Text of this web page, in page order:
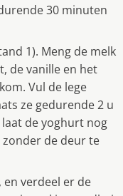
30 minuten
1). Meng de melk
de vanille en het
Vul de lege
ze gedurende 2 u
laat de yoghurt nog
de deur te
verdeel er de